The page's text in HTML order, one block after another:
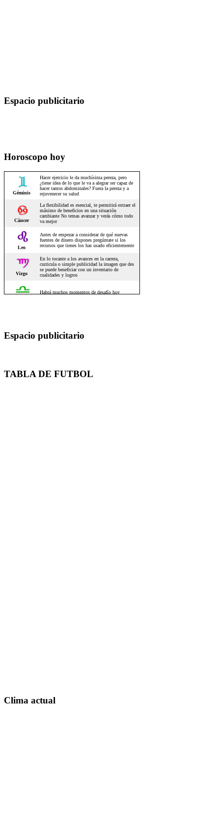
Espacio publicitario
Horoscopo hoy
Espacio publicitario
TABLA DE FUTBOL
Clima actual